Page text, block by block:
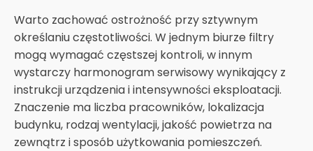
Warto zachować ostrożność przy sztywnym
określaniu częstotliwości. W jednym biurze filtry
mogą wymagać częstszej kontroli, w innym
wystarczy harmonogram serwisowy wynikający z
instrukcji urządzenia i intensywności eksploatacji.
Znaczenie ma liczba pracowników, lokalizacja
budynku, rodzaj wentylacji, jakość powietrza na
zewnątrz i sposób użytkowania pomieszczeń.